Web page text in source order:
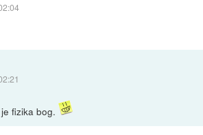
fizika bog.